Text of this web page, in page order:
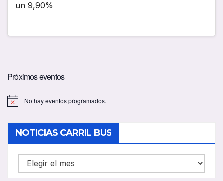
un 9,90%
Próximos eventos
No hay eventos programados.
NOTICIAS CARRIL BUS
NOTICIAS
CARRIL